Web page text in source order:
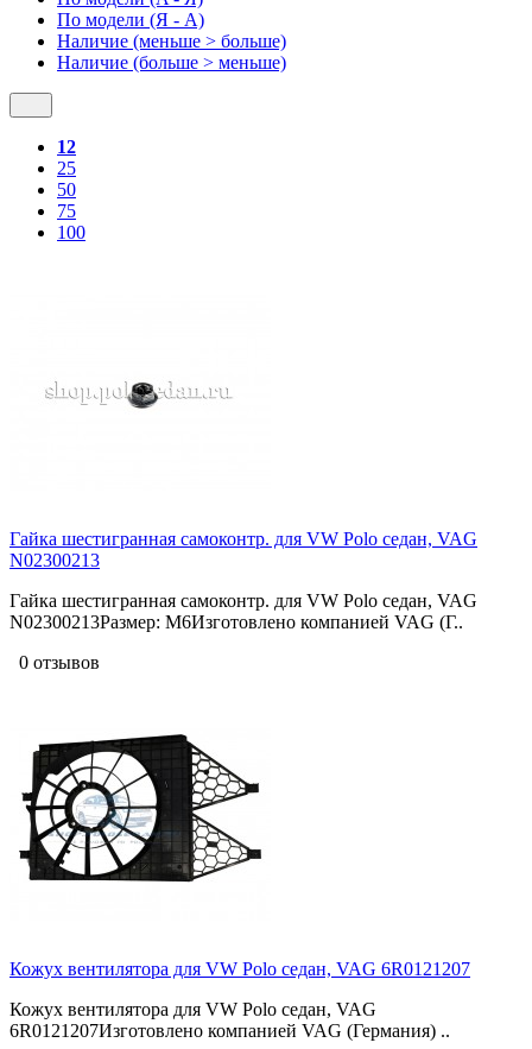
По модели (Я - A)
Наличие (меньше > больше)
Наличие (больше > меньше)
12
25
50
75
100
Гайка шестигранная самоконтр. для VW Polo седан, VAG
N02300213
Гайка шестигранная самоконтр. для VW Polo седан, VAG
N02300213Размер: M6Изготовлено компанией VAG (Г..
0 отзывов
Кожух вентилятора для VW Polo седан, VAG 6R0121207
Кожух вентилятора для VW Polo седан, VAG
6R0121207Изготовлено компанией VAG (Германия) ..